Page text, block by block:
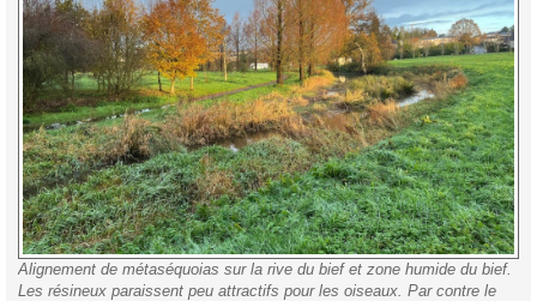
Alignement de métaséquoias sur la rive du bief et zone humide du bief.
Les résineux paraissent peu attractifs pour les oiseaux. Par contre le